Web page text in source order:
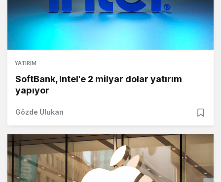
YATIRIM
SoftBank, Intel'e 2 milyar dolar yatırım
yapıyor
Gözde Ulukan